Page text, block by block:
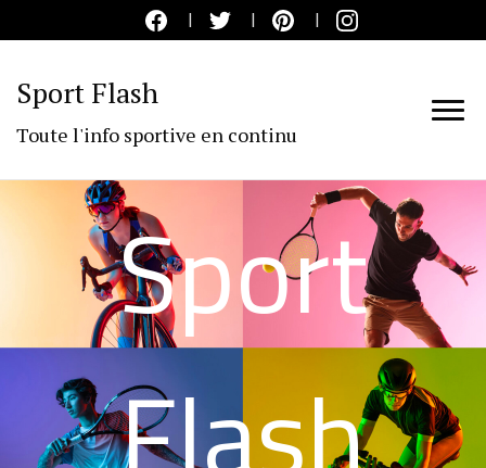
Sport Flash
Toute l'info sportive en continu
Sport